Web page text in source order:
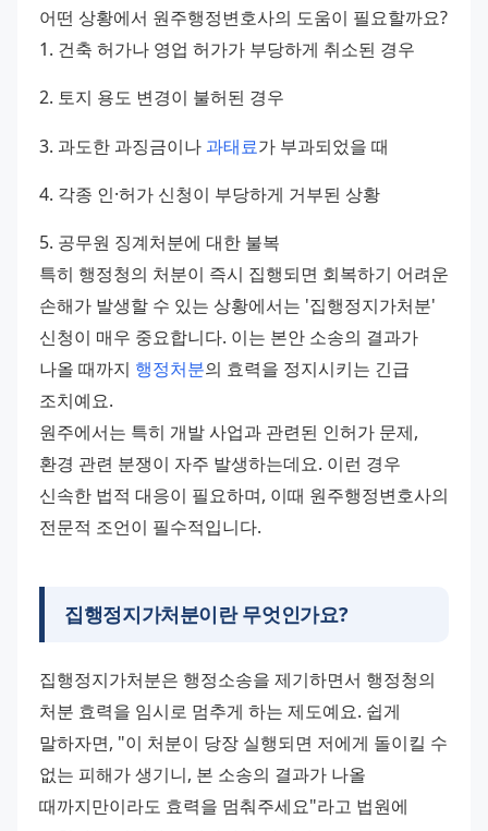
1. 건축 허가나 영업 허가가 부당하게 취소된 경우
2. 토지 용도 변경이 불허된 경우
3. 과도한 과징금이나 과태료가 부과되었을 때
4. 각종 인·허가 신청이 부당하게 거부된 상황
5. 공무원 징계처분에 대한 불복
특히 행정청의 처분이 즉시 집행되면 회복하기 어려운
손해가 발생할 수 있는 상황에서는 '집행정지가처분'
신청이 매우 중요합니다. 이는 본안 소송의 결과가
나올 때까지 행정처분의 효력을 정지시키는 긴급
조치예요.
원주에서는 특히 개발 사업과 관련된 인허가 문제,
환경 관련 분쟁이 자주 발생하는데요. 이런 경우
신속한 법적 대응이 필요하며, 이때 원주행정변호사의
전문적 조언이 필수적입니다.
집행정지가처분이란 무엇인가요?
집행정지가처분은 행정소송을 제기하면서 행정청의
처분 효력을 임시로 멈추게 하는 제도예요. 쉽게
말하자면, "이 처분이 당장 실행되면 저에게 돌이킬 수
없는 피해가 생기니, 본 소송의 결과가 나올
때까지만이라도 효력을 멈춰주세요"라고 법원에